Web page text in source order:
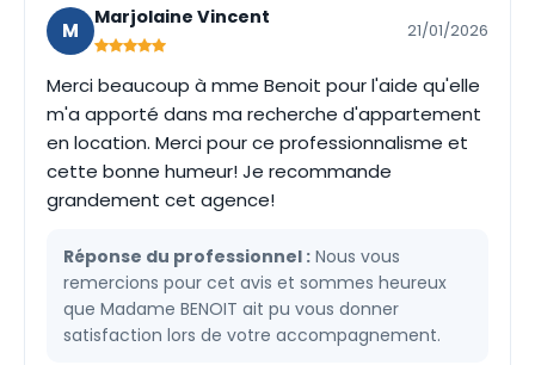
M
Marjolaine Vincent
21/01/2026
Merci beaucoup à mme Benoit pour l'aide qu'elle
m'a apporté dans ma recherche d'appartement
en location. Merci pour ce professionnalisme et
cette bonne humeur! Je recommande
grandement cet agence!
Réponse du professionnel : Nous vous
remercions pour cet avis et sommes heureux
que Madame BENOIT ait pu vous donner
satisfaction lors de votre accompagnement.